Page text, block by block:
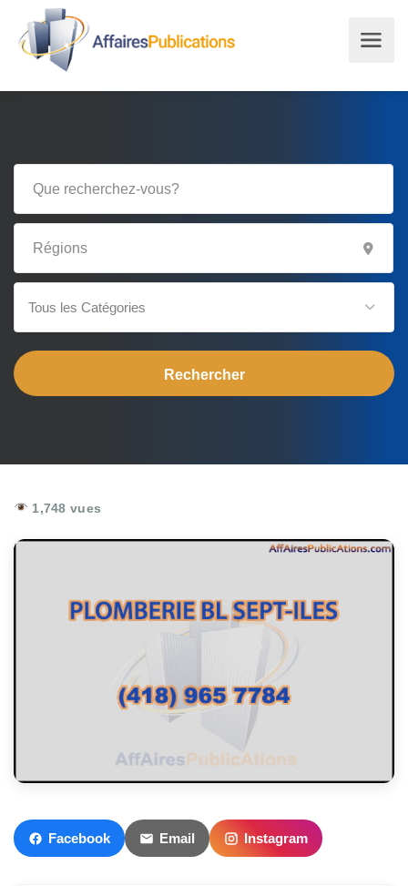
Tous les Catégories
1,748 vues
Facebook Email Instagram